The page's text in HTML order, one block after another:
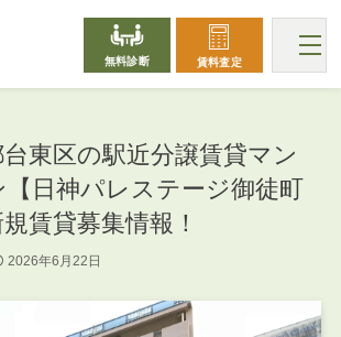
無料診断 賃料査定
東区の駅近分譲賃貸マン
【日神パレステージ御徒町
賃貸募集情報！
2026年6月22日